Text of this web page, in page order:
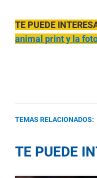
TE PUEDE
animal print y la
TEMAS RELACIONADOS:
TE PUEDE